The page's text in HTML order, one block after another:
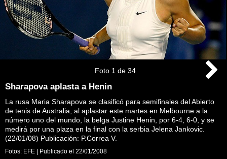
Foto 1 de 34
Sharapova aplasta a Henin
La rusa Maria Sharapova se clasificó para semifinales del Abierto
de tenis de Australia, al aplastar este martes en Melbourne a la
número uno del mundo, la belga Justine Henin, por 6-4, 6-0, y se
medirá por una plaza en la final con la serbia Jelena Jankovic.
(22/01/08) Publicación: P.Correa V.
Fotos: EFE | Publicado el 22/01/2008